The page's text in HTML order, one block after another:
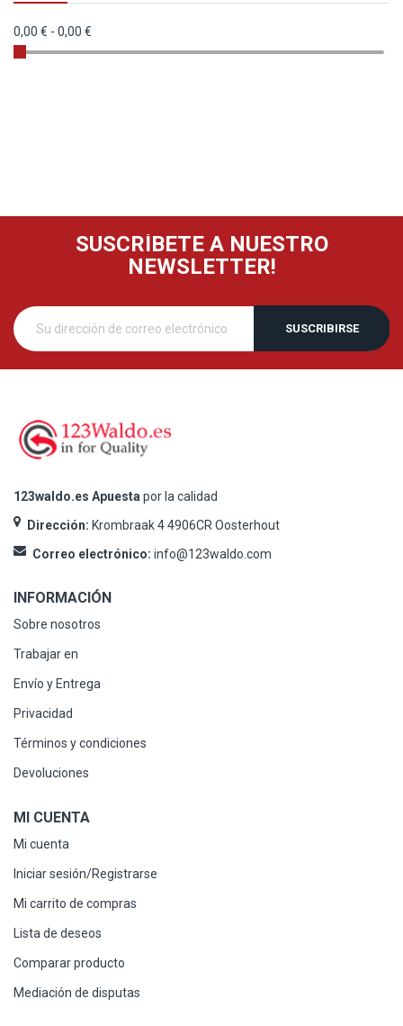
0,00 € - 0,00 €
SUSCRÍBETE A NUESTRO
NEWSLETTER!
SUSCRIBIRSE
123waldo.es Apuesta por la calidad
Dirección: Krombraak 4 4906CR Oosterhout
Correo electrónico: info@123waldo.com
INFORMACIÓN
Sobre nosotros
Trabajar en
Envío y Entrega
Privacidad
Términos y condiciones
Devoluciones
MI CUENTA
Mi cuenta
Iniciar sesión/Registrarse
Mi carrito de compras
Lista de deseos
Comparar producto
Mediación de disputas